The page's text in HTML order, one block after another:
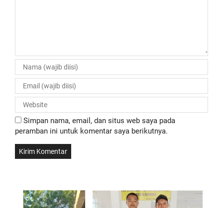
Simpan nama, email, dan situs web saya pada
peramban ini untuk komentar saya berikutnya.